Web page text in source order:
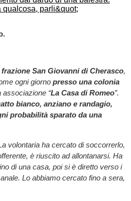
frazione San Giovanni di Cherasco,
ogni giorno presso una colonia
associazione “La Casa di Romeo”.
bianco, anziano e randagio,
probabilità sparato da una
volontaria ha cercato di soccorrerlo,
è riuscito ad allontanarsi. Ha
di una casa, poi si è diretto verso i
Lo abbiamo cercato fino a sera,